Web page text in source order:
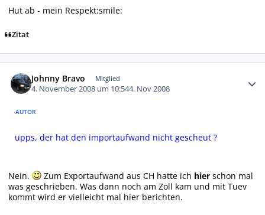
Hut ab - mein Respekt:smile:
Zitat
Johnny Bravo Mitglied
4. November 2008 um 10:544. Nov 2008
AUTOR
upps, der hat den importaufwand nicht gescheut ?
Nein. Zum Exportaufwand aus CH hatte ich hier schon mal
was geschrieben. Was dann noch am Zoll kam und mit Tuev
kommt wird er vielleicht mal hier berichten.